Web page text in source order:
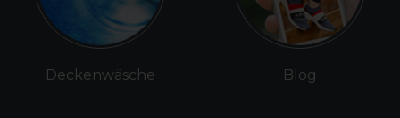
Deckenwäsche Blog